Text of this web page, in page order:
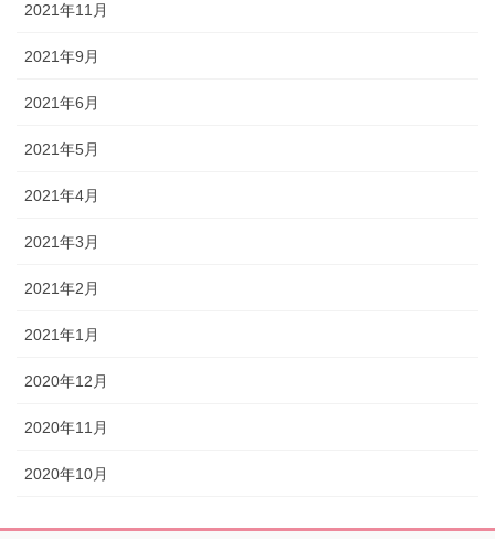
2021年11月
2021年9月
2021年6月
2021年5月
2021年4月
2021年3月
2021年2月
2021年1月
2020年12月
2020年11月
2020年10月